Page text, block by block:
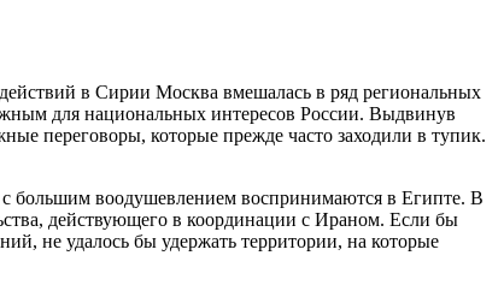
в Сирии Москва вмешалась в ряд региональных
для национальных интересов России. Выдвинув
переговоры, которые прежде часто заходили в тупик.
большим воодушевлением воспринимаются в Египте. В
действующего в координации с Ираном. Если бы
не удалось бы удержать территории, на которые